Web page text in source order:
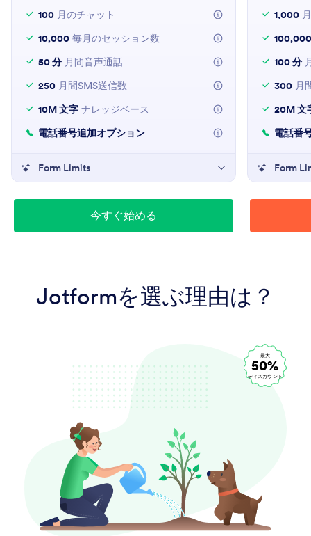
100 月のチャット
10,000 毎月のセッション数
50 分 月間音声通話
250 月間SMS送信数
10M 文字 ナレッジベース
電話番号追加オプション
Form Limits
今すぐ始める
1,000
100,000
100 分
300 月
20M 文
電話番
Form
Jotformを選ぶ理由は？
最大
50%
ディスカウント